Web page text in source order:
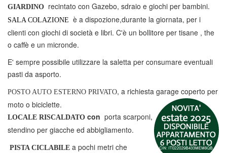
GIARDINO recintato con Gazebo, sdraio e giochi per bambini.
SALA COLAZIONE è a dispozione,durante la giornata, per i
clienti con giochi di società e libri. C'è un bollitore per tisane , the
o caffè e un micronde.
E' sempre possibile utilizzare la saletta per consumare eventuali
pasti da asporto.
POSTO AUTO ESTERNO PRIVATO, a richiesta garage coperto per
moto o biciclette.
LOCALE RISCALDATO con porta scarponi,
stendino per giacche ed abbigliamento.
PISTA CICLABILE a pochi metri che